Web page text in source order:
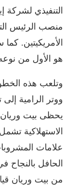
التنفيذي لشركة
منصب الرئيس
الأمريكيتين.
هو الأول من
وتلعب هذه
ووتر الرامية إلى
يحظى بيت
الاستهلاكية
علامات
الحافل بالنجاح
من بيت وريان